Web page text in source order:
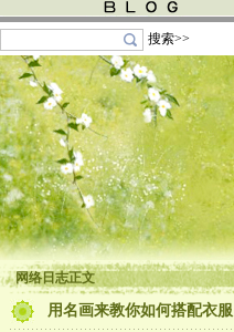
搜索>>
网络日志正文
用名画来教你如何搭配衣服